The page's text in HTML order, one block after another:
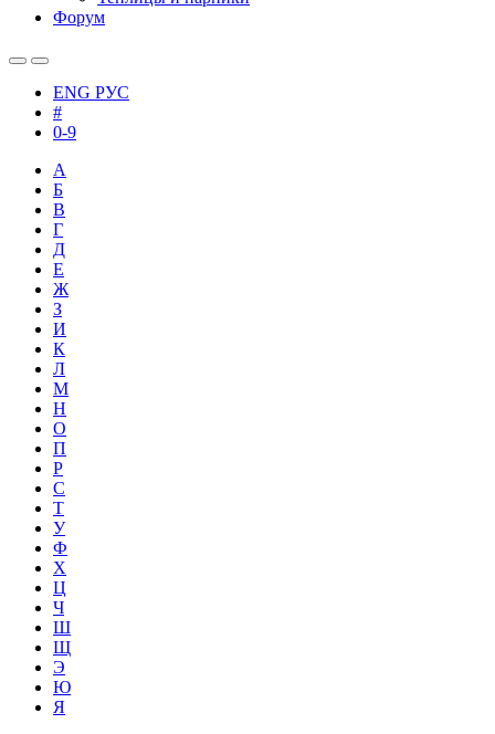
Форум
ENG РУС
#
0-9
А
Б
В
Г
Д
Е
Ж
З
И
К
Л
М
Н
О
П
Р
С
Т
У
Ф
Х
Ц
Ч
Ш
Щ
Э
Ю
Я